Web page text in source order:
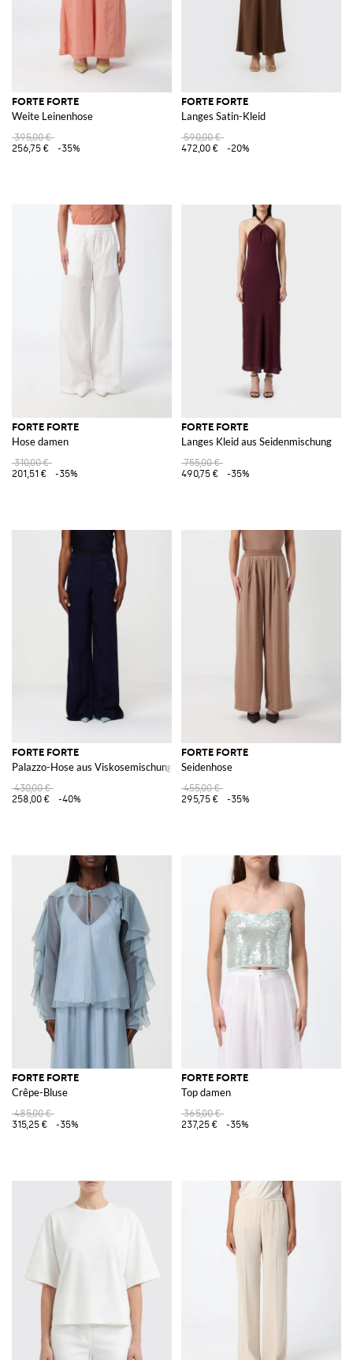
FORTE FORTE
Weite Leinenhose
395,00 €
256,75 €
-35%
FORTE FORTE
Langes Satin-Kleid
590,00 €
472,00 €
-20%
FORTE FORTE
Hose damen
310,00 €
201,51 €
-35%
FORTE FORTE
Langes Kleid aus Seidenmischung
755,00 €
490,75 €
-35%
FORTE FORTE
Palazzo-Hose aus Viskosemischung
430,00 €
258,00 €
-40%
FORTE FORTE
Seidenhose
455,00 €
295,75 €
-35%
FORTE FORTE
Crêpe-Bluse
485,00 €
315,25 €
-35%
FORTE FORTE
Top damen
365,00 €
237,25 €
-35%